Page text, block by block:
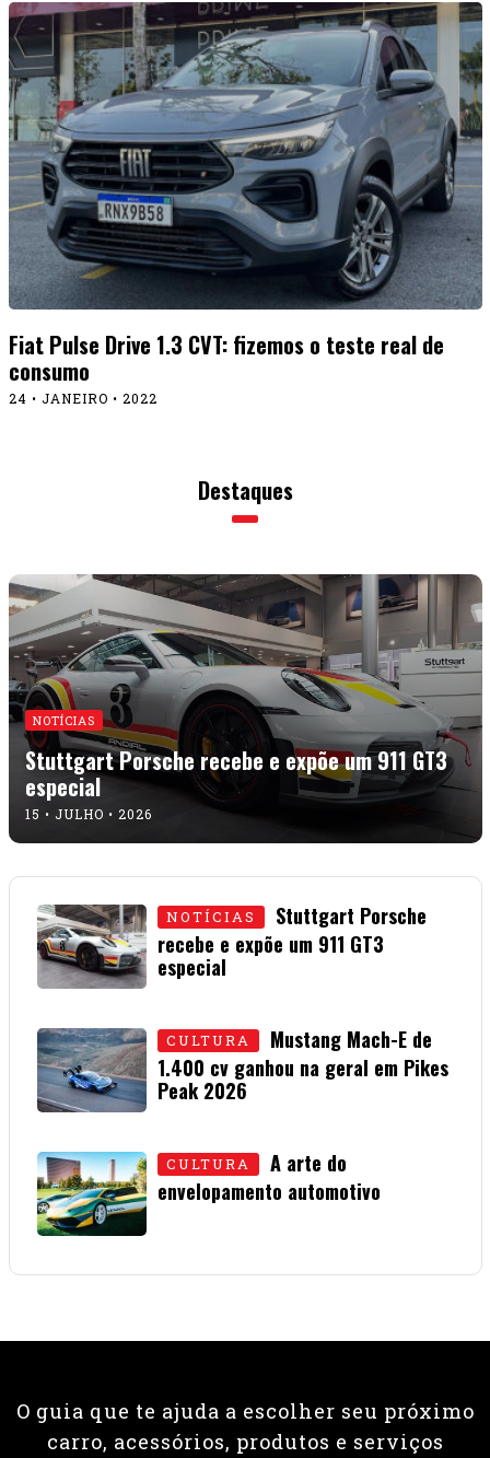
Destaques
NOTÍCIAS
Stuttgart Porsche recebe e expõe um 911 GT3
especial
15 • JULHO • 2026
especial
15 • JULHO • 2026
Mustang Mach-E de
1.400 cv ganhou na geral em Pikes
Peak 2026
01 • JULHO • 2026
CULTURA
A arte do
envelopamento automotivo
08 • JUNHO • 2026
O guia que te ajuda a escolher seu próximo
carro, acessórios, produtos e serviços
Anuncie
Cursos
Política de privacidade